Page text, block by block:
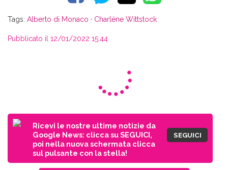
Tags: Alberto di Monaco · Charlène Wittstock
Pubblicato il 12/01/2022 15:44
Ricevi le nostre ultime notizie da
Google News: clicca su SEGUICI,
poi nella nuova schermata clicca
sul pulsante con la stella!
SEGUICI